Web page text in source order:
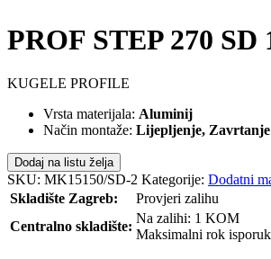
PROF STEP 270 SD
KUGELE PROFILE
Vrsta materijala: Aluminij
Način montaže: Lijepljenje, Zavrtanje
Dodaj na listu želja
SKU: MK15150/SD-2 Kategorije: Dodatni
Skladište Zagreb:
Provjeri zalihu
Centralno skladište:
Na zalihi: 1 KOM
Maksimalni rok